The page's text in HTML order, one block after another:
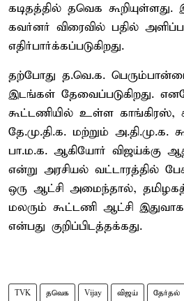
கடிதத்தில் தவெக கூறியுள்ளது.
கவர்னர் விரைவில் பதில்
எதிர்பார்க்கப்படுகிறது.
தற்போது த.வெ.க.
இடங்கள் தேவைப்படுகிறது.
கூட்டணியில் உள்ள காங்கிரஸ்,
தே.மு.தி.க. மற்றும்
பா.ம.க. ஆகியோர் விஜய்க்கு
என்று அரசியல் வட்டாரத்தில்
ஒரு ஆட்சி அமைந்தால்,
மலரும் கூட்டணி ஆட்சி
என்பது குறிப்பிடத்தக்கது.
TVK தவெக Vijay விஜய் தேர்தல்